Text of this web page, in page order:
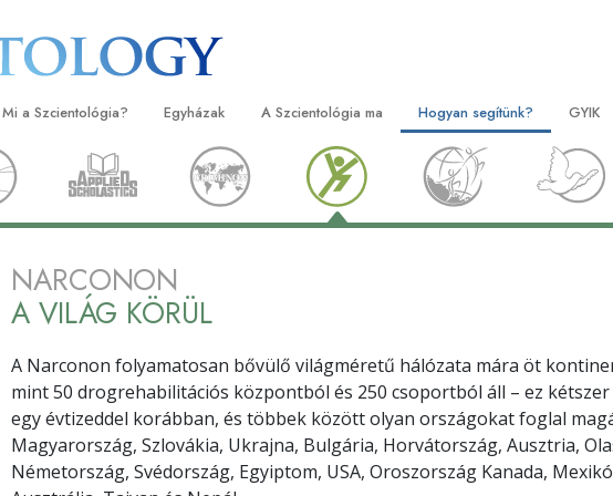
Mi a Szcientológia?
Hittételek és gyakorlatok
A Szcientológia hitvallásai és kódexei
a Szcientológiáról?
Ismerjen meg egy szcientológust!
Látogatás egy egyházban
A Szcientológia alapelvei
Bevezetés a Dianetikába
Egyházak
Egyházkereső
Ideális Scientology Egyházak
Flag Szárazföldi Bázis
Eljuttatjuk a világak a Scientology-t
A Szcientológia ma
Megnyitóünnepségek
Scientology rendezvények
Hogyan segítünk?
Az út a boldogsághoz
Applied Scholastics
Együtt az Emberi Jogokért
Állampolgári Bizottság az
Jogokért
GYIK
NARCONON
A VILÁG KÖRÜL
A Narconon folyamatosan bővülő világméretű hálózata mára öt
mint 50 drogrehabilitációs központból és 250 csoportból áll – ez
egy évtizeddel korábban, és többek között olyan országokat foglal
Magyarország, Szlovákia, Ukrajna, Bulgária, Horvátország, Ausztria,
Németország, Svédország, Egyiptom, USA, Oroszország Kanada,